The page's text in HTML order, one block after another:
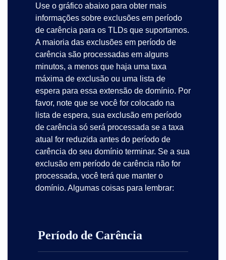
Use o gráfico abaixo para obter mais
informações sobre exclusões em período
de carência para os TLDs que suportamos.
A maioria das exclusões em período de
carência são processadas em alguns
minutos, a menos que haja uma taxa
máxima de exclusão ou uma lista de
espera para essa extensão de domínio. Por
favor, note que se você for colocado na
lista de espera, sua exclusão em período
de carência só será processada se a taxa
atual for reduzida antes do período de
carência do seu domínio terminar. Se a sua
exclusão em período de carência não for
processada, você terá que manter o
domínio. Algumas coisas para lembrar:
Período de Carência